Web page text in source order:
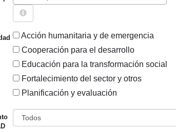
Sigue explorando
Acción humanitaria y de emergencia
Cooperación para el desarrollo
Educación para la transformación social
Fortalecimiento del sector y otros
Planificación y evaluación
CRS ES AYUDA MULTISECTORIAL